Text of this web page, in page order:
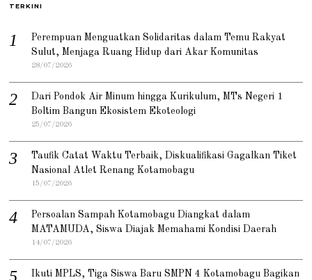
TERKINI
Perempuan Menguatkan Solidaritas dalam Temu Rakyat
Sulut, Menjaga Ruang Hidup dari Akar Komunitas
28/07/2026
Dari Pondok Air Minum hingga Kurikulum, MTs Negeri 1
Boltim Bangun Ekosistem Ekoteologi
25/07/2026
Taufik Catat Waktu Terbaik, Diskualifikasi Gagalkan Tiket
Nasional Atlet Renang Kotamobagu
15/07/2026
Persoalan Sampah Kotamobagu Diangkat dalam
MATAMUDA, Siswa Diajak Memahami Kondisi Daerah
14/07/2026
Ikuti MPLS, Tiga Siswa Baru SMPN 4 Kotamobagu Bagikan